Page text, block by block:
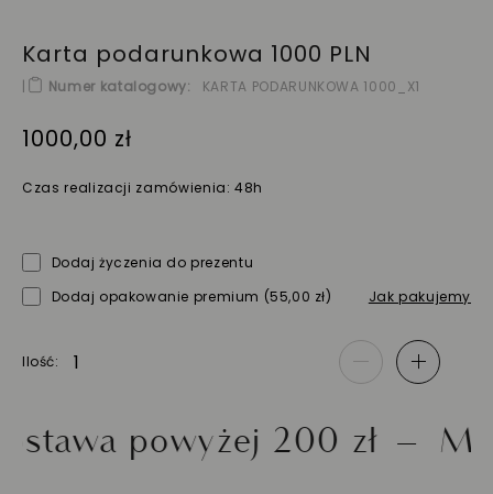
Karta podarunkowa 1000 PLN
| Numer katalogowy KARTA PODARUNKOWA 1000_X1
1000,00 zł
Czas realizacji zamówienia: 48h
Dodaj życzenia do prezentu
Dodaj opakowanie premium (55,00 zł) Jak pakujemy
Ilość - +
powyżej 200 zł